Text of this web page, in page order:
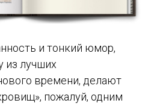
и тонкий юмор,
из лучших
времени, делают
пожалуй, одним